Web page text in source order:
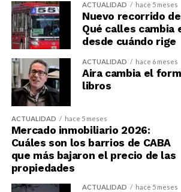
ACTUALIDAD hace 5 meses
Nuevo recorrido
Qué calles cambia
desde cuándo rige
ACTUALIDAD hace 6 meses
Aira cambia el
libros
ACTUALIDAD hace 5 meses
Mercado inmobiliario 2026:
Cuáles son los barrios de CABA
que más bajaron el precio de las
propiedades
ACTUALIDAD hace 5 meses